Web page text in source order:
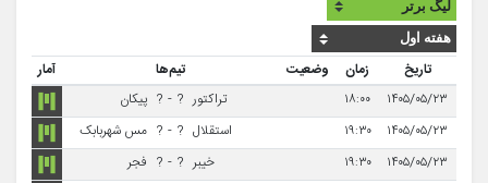
تاریخ زمان وضعیت تیم‌ها
آمار
۱۴۰۵/۰۵/۲۳
۱۸:۰۰ تراکتور ?
-
? پیکان
۱۴۰۵/۰۵/۲۳
۱۹:۳۰ استقلال ?
-
? مس شهربابک
۱۴۰۵/۰۵/۲۳
۱۹:۳۰ خیبر ?
-
? فجر